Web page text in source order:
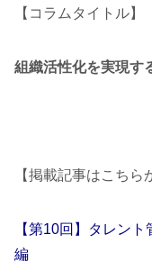
【コラムタイトル】
組織活性化を実現す
【掲載記事はこちら
【第10回】タレン
編